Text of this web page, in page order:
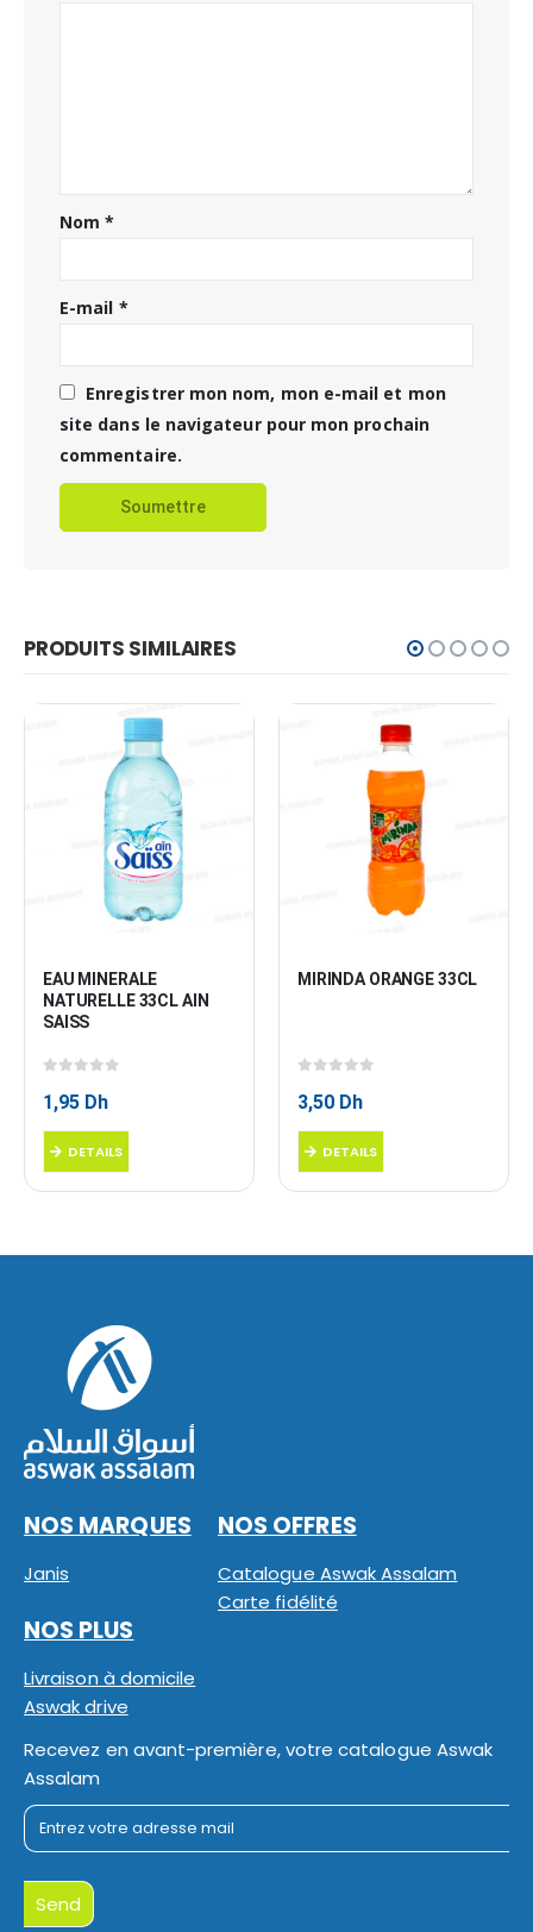
Nom*
E-mail *
Enregistrer mon nom, mon e-mail et mon
site dans le navigateur pour mon prochain
commentaire.
PRODUITS SIMILAIRES
EAU MINERALE
NATURELLE 33CL AIN
SAISS
1,95 Dh
DETAILS
MIRINDA ORANGE 33CL
3,50 Dh
DETAILS
NOS MARQUES
Janis
NOS OFFRES
Catalogue Aswak Assalam
Carte fidélité
NOS PLUS
Livraison à domicile
Aswak drive
Recevez en avant-première, votre catalogue Aswak
Assalam